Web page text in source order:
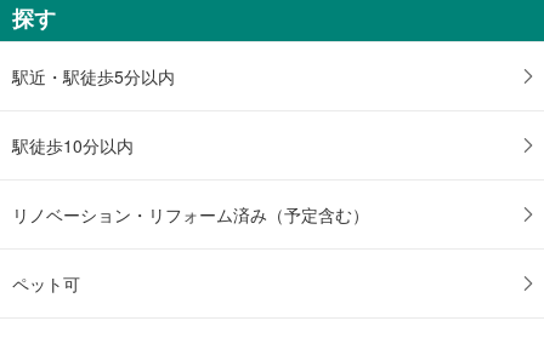
探す
駅近・駅徒歩5分以内
駅徒歩10分以内
リノベーション・リフォーム済み（予定含む）
ペット可